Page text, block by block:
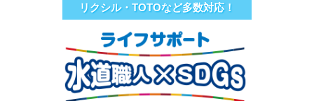
リクシル・TOTOなど多数対応！